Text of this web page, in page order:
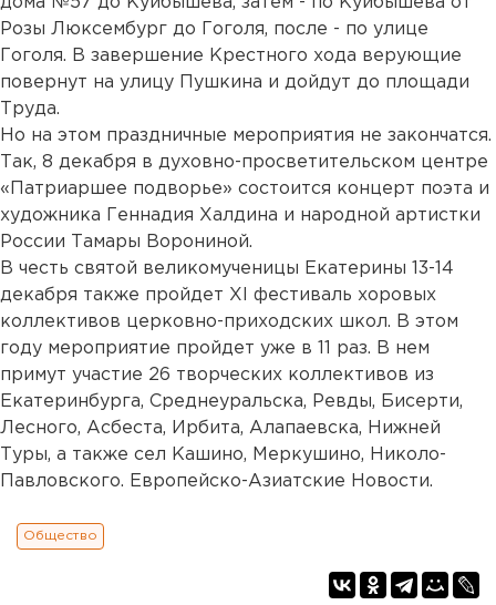
Розы Люксембург до Гоголя, после - по улице
Гоголя. В завершение Крестного хода верующие
повернут на улицу Пушкина и дойдут до площади
Труда.
Но на этом праздничные мероприятия не закончатся.
Так, 8 декабря в духовно-просветительском центре
«Патриаршее подворье» состоится концерт поэта и
художника Геннадия Халдина и народной артистки
России Тамары Ворониной.
В честь святой великомученицы Екатерины 13-14
декабря также пройдет XI фестиваль хоровых
коллективов церковно-приходских школ. В этом
году мероприятие пройдет уже в 11 раз. В нем
примут участие 26 творческих коллективов из
Екатеринбурга, Среднеуральска, Ревды, Бисерти,
Лесного, Асбеста, Ирбита, Алапаевска, Нижней
Туры, а также сел Кашино, Меркушино, Николо-
Павловского. Европейско-Азиатские Новости.
Общество